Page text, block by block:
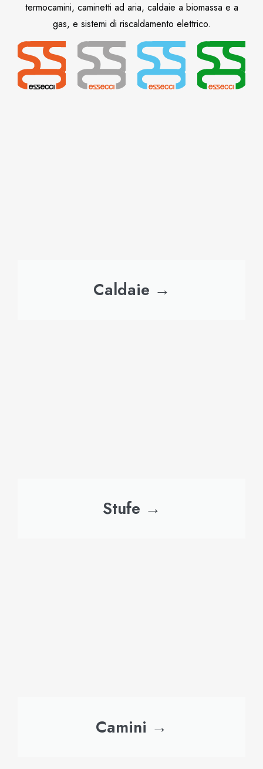
termocamini, caminetti ad aria, caldaie a biomassa e a
gas, e sistemi di riscaldamento elettrico.
Caldaie →
Stufe →
Camini →